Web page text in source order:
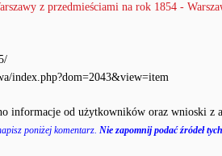
z przedmieściami na rok 1854 -
index.php?dom=2043&view=item
informacje od użytkowników oraz wnioski z
poniżej komentarz. Nie zapomnij podać źródeł